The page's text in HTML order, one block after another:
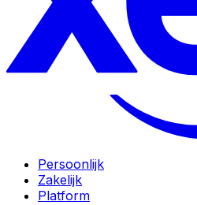
Persoonlijk
Zakelijk
Platform